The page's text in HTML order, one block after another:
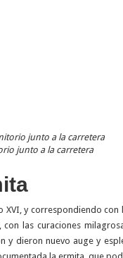
junto a la carretera
XVI, y correspondiendo
con las curaciones
y dieron nuevo auge y